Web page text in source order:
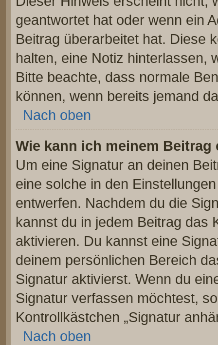
geantwortet hat oder wenn ein
Beitrag überarbeitet hat. Diese
halten, eine Notiz hinterlassen,
Bitte beachte, dass normale
können, wenn bereits jemand
Nach oben
Wie kann ich meinem
Um eine Signatur an deinen
eine solche in den
entwerfen. Nachdem du die
kannst du in jedem Beitrag das
aktivieren. Du kannst eine
deinem persönlichen Bereich
Signatur aktivierst. Wenn du
Signatur verfassen möchtest,
Kontrollkästchen „Signatur
Nach oben